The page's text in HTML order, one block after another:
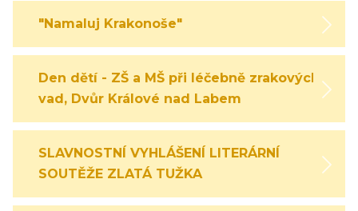
"Namaluj Krakonoše"
Den dětí - ZŠ a MŠ při léčebně zrakových
vad, Dvůr Králové nad Labem
SLAVNOSTNÍ VYHLÁŠENÍ LITERÁRNÍ
SOUTĚŽE ZLATÁ TUŽKA